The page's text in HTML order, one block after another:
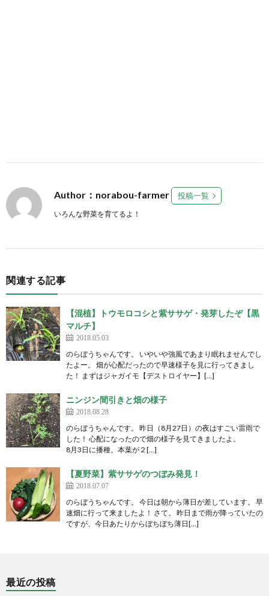
Author：norabou-farmer 投稿一覧
いろんな野菜を育てるよ！
関連する記事
【混植】トウモロコシと紫ササゲ・発芽したぞ【黒
マルチ】
2018.05.03
のらぼうちゃんです。 いやいや強風であまり眠れませんでし
たよー。 畑が心配だったので早速様子を見に行ってきまし
た！ まずはジャガイモ【デストロイヤー】[…]
ニンジン間引きと畑の様子
2018.08.28
のらぼうちゃんです。 昨日（8月27日）の夜はすごい雷雨で
した！ 心配になったので畑の様子を見てきましたよ。
8月3日に播種。本葉が２[…]
【夏野菜】紫ササゲのつぼみ発見！
2018.07.07
のらぼうちゃんです。 今日は朝から薄日が差しています。 早
速畑に行って来ましたよ！ さて。 昨日まで雨が降っていたの
ですが、今日あたりからぼちぼち薄日[…]
最近の投稿